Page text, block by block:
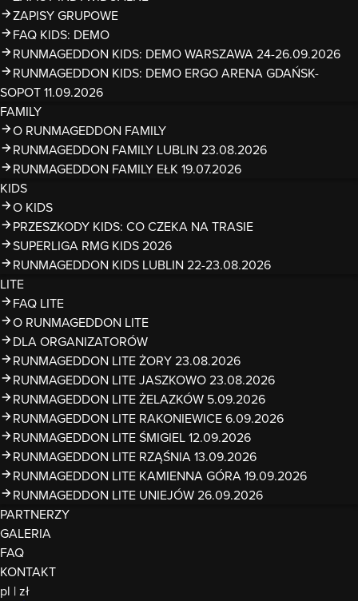
ZAPISY GRUPOWE
FAQ KIDS: DEMO
RUNMAGEDDON KIDS: DEMO WARSZAWA 24-26.09.2026
RUNMAGEDDON KIDS: DEMO ERGO ARENA GDAŃSK-
SOPOT 11.09.2026
FAMILY
O RUNMAGEDDON FAMILY
RUNMAGEDDON FAMILY LUBLIN 23.08.2026
RUNMAGEDDON FAMILY EŁK 19.07.2026
KIDS
O KIDS
PRZESZKODY KIDS: CO CZEKA NA TRASIE
SUPERLIGA RMG KIDS 2026
RUNMAGEDDON KIDS LUBLIN 22-23.08.2026
LITE
FAQ LITE
O RUNMAGEDDON LITE
DLA ORGANIZATORÓW
RUNMAGEDDON LITE ŻORY 23.08.2026
RUNMAGEDDON LITE JASZKOWO 23.08.2026
RUNMAGEDDON LITE ŻELAZKÓW 5.09.2026
RUNMAGEDDON LITE RAKONIEWICE 6.09.2026
RUNMAGEDDON LITE ŚMIGIEL 12.09.2026
RUNMAGEDDON LITE RZĄŚNIA 13.09.2026
RUNMAGEDDON LITE KAMIENNA GÓRA 19.09.2026
RUNMAGEDDON LITE UNIEJÓW 26.09.2026
PARTNERZY
GALERIA
FAQ
KONTAKT
pl |zł